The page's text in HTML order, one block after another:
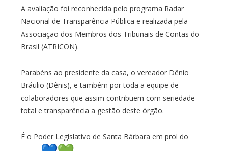
A avaliação foi reconhecida pelo programa Radar
Nacional de Transparência Pública e realizada pela
Associação dos Membros dos Tribunais de Contas do
Brasil (ATRICON).
Parabéns ao presidente da casa, o vereador Dênio
Bráulio (Dênis), e também por toda a equipe de
colaboradores que assim contribuem com seriedade
total e transparência a gestão deste órgão.
É o Poder Legislativo de Santa Bárbara em prol do